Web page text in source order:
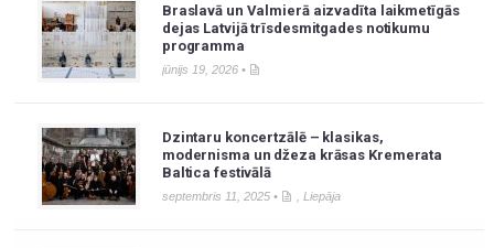
Braslavā un Valmierā aizvadīta laikmetīgās
dejas Latvijā trīsdesmitgades notikumu
programma
jūnijs 19, 2026 •
Dzintaru koncertzālē – klasikas,
modernisma un džeza krāsas Kremerata
Baltica festivālā
septembris 11, 2025 • Liepāja